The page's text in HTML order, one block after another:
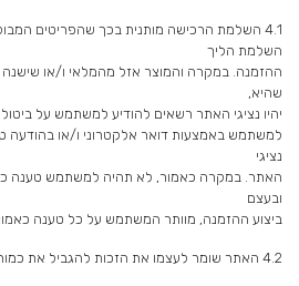
4.1 השלמת הרכישה מותנית בכך שהפריטים
השלמת הליך
ההזמנה. במקרה והמוצר אזל מהמלאי ו/או
שהיא,
יהיו נציגי האתר רשאים להודיע למשתמש על
למשתמש באמצעות דואר אלקטרוני ו/או בהודעה
נציגי
האתר. במקרה כאמור, לא תהיה למשתמש טענה
ובעצם
ביצוע ההזמנה, מוותר המשתמש על כל טענה
4.2 האתר שומר לעצמו את הזכות להגביל את כמות המוצרים בכל הזמנה.